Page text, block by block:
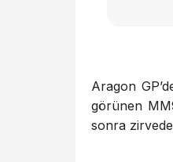
Aragon
görünen
sonra